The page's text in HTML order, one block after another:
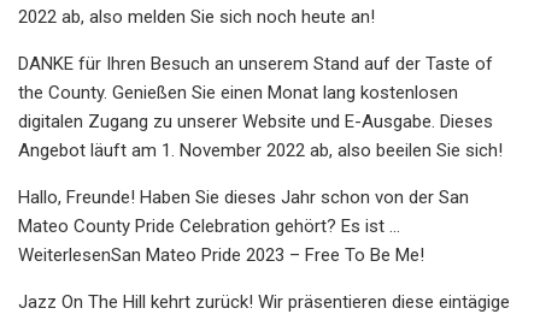
2022 ab, also melden Sie sich noch heute an!
DANKE für Ihren Besuch an unserem Stand auf der Taste of
the County. Genießen Sie einen Monat lang kostenlosen
digitalen Zugang zu unserer Website und E-Ausgabe. Dieses
Angebot läuft am 1. November 2022 ab, also beeilen Sie sich!
Hallo, Freunde! Haben Sie dieses Jahr schon von der San
Mateo County Pride Celebration gehört? Es ist …
WeiterlesenSan Mateo Pride 2023 – Free To Be Me!
Jazz On The Hill kehrt zurück! Wir präsentieren diese eintägige